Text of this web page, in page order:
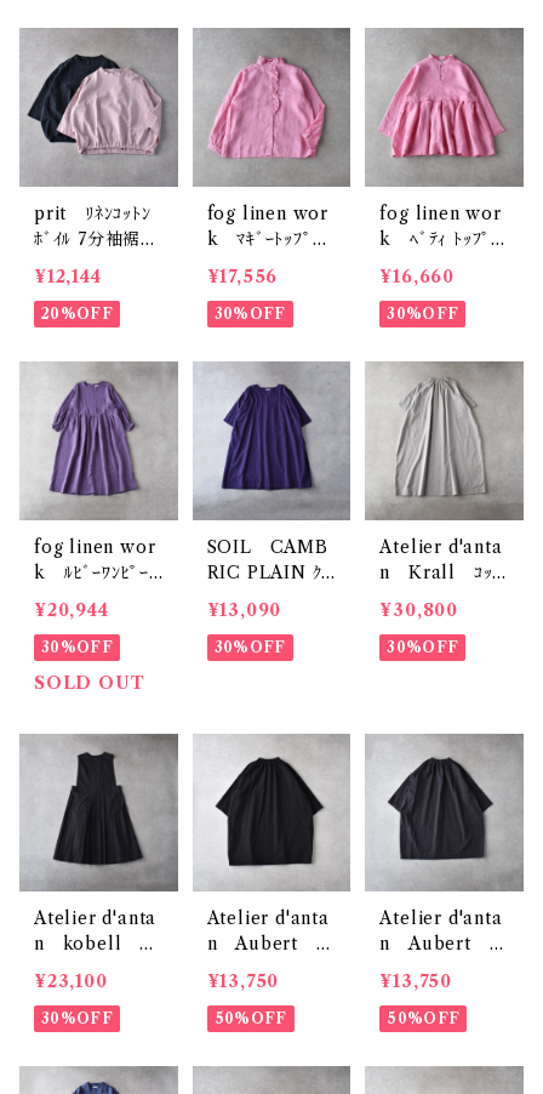
prit ﾘﾈﾝｺｯﾄﾝ
ﾎﾞｲﾙ 7分袖裾ｺﾞ
ﾑｺｸｰﾝﾌﾟﾙｵｰﾊﾞ
ｰ P81511
¥12,144
20%OFF
fog linen wor
k ﾏｷﾞｰﾄｯﾌﾟ
(ｼﾞｬｻﾝﾄ (ﾋﾟﾝｸ
系)) LWC022
¥17,556
30%OFF
fog linen wor
k ﾍﾞﾃｨ ﾄｯﾌﾟ
(ｼﾞｬｻﾝﾄ (ﾋﾟﾝｸ
系)) LWC017
¥16,660
30%OFF
fog linen wor
k ﾙﾋﾞｰﾜﾝﾋﾟｰｽ
(ｳﾞｨｵﾗｯｾ) LW
A829
¥20,944
30%OFF
SOLD OUT
SOIL CAMB
RIC PLAIN ｸﾙ
ｰﾈｯｸﾊﾞｯｸｻｲﾄﾞ
ｷﾞｬｻﾞｰﾄﾞﾚｽ (ﾊﾟ
ｰﾌﾟﾙ) NSL25
¥13,090
30%OFF
Atelier d'anta
n Krall ｺｯﾄ
¥30,800
30%OFF
Atelier d'anta
n kobell ｺｯ
ﾄﾝﾄﾞﾚｽ (ﾀﾞｰｸｸﾞ
ﾚｰ)
¥23,100
30%OFF
Atelier d'anta
n Aubert ｺｯ
ﾄﾝﾁｭﾆｯｸ (ﾌﾞﾗｯ
ｸ)
¥13,750
50%OFF
Atelier d'anta
n Aubert ｺｯ
ﾄﾝﾁｭﾆｯｸ (ﾀﾞｰｸ
ｸﾞﾚｰ)
¥13,750
50%OFF